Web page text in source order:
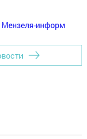
Мензеля-информ